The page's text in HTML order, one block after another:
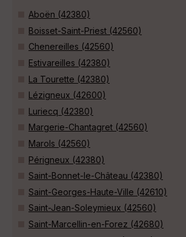
Aboën (42380)
Boisset-Saint-Priest (42560)
Chenereilles (42560)
Estivareilles (42380)
La Tourette (42380)
Lézigneux (42600)
Luriecq (42380)
Margerie-Chantagret (42560)
Marols (42560)
Périgneux (42380)
Saint-Bonnet-le-Château (42380)
Saint-Georges-Haute-Ville (42610)
Saint-Jean-Soleymieux (42560)
Saint-Marcellin-en-Forez (42680)